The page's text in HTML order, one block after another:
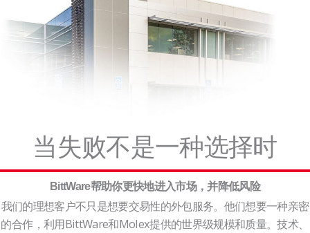
当失败不是一种选择时
BittWare帮助你更快地进入市场，并降低风险
我们的理想客户不只是想要交易性的外包服务。他们想要一种亲密
的合作，利用BittWare和Molex提供的世界级规模和质量。技术、